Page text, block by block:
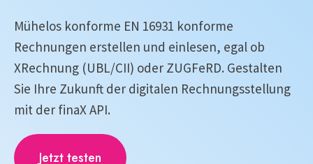
Mühelos konforme EN 16931 konforme
Rechnungen erstellen und einlesen, egal ob
XRechnung (UBL/CII) oder ZUGFeRD. Gestalten
Sie Ihre Zukunft der digitalen Rechnungsstellung
mit der finaX API.
Jetzt testen